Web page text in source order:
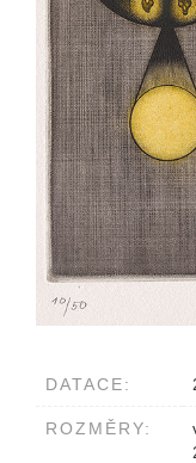
DATACE:
ROZMĚRY: